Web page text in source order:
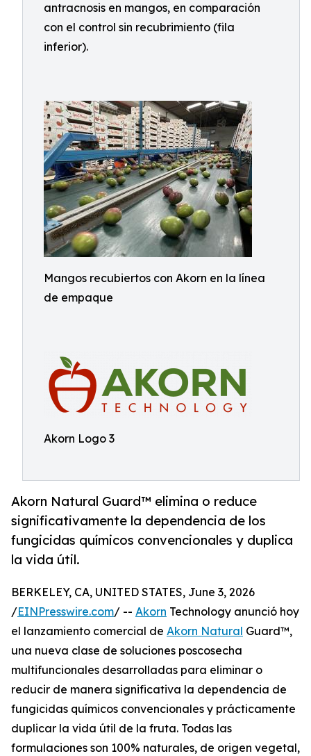
antracnosis en mangos, en comparación
con el control sin recubrimiento (fila
inferior).
Mangos recubiertos con Akorn en la línea
de empaque
Akorn Logo 3
Akorn Natural Guard™ elimina o reduce
significativamente la dependencia de los
fungicidas químicos convencionales y duplica
la vida útil.
BERKELEY, CA, UNITED STATES, June 3, 2026
/EINPresswire.com/ -- Akorn Technology anunció hoy
el lanzamiento comercial de Akorn Natural Guard™,
una nueva clase de soluciones poscosecha
multifuncionales desarrolladas para eliminar o
reducir de manera significativa la dependencia de
fungicidas químicos convencionales y prácticamente
duplicar la vida útil de la fruta. Todas las
formulaciones son 100% naturales, de origen vegetal,